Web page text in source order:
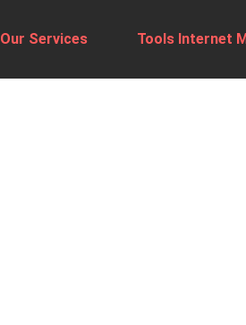
Our Services Tools Internet